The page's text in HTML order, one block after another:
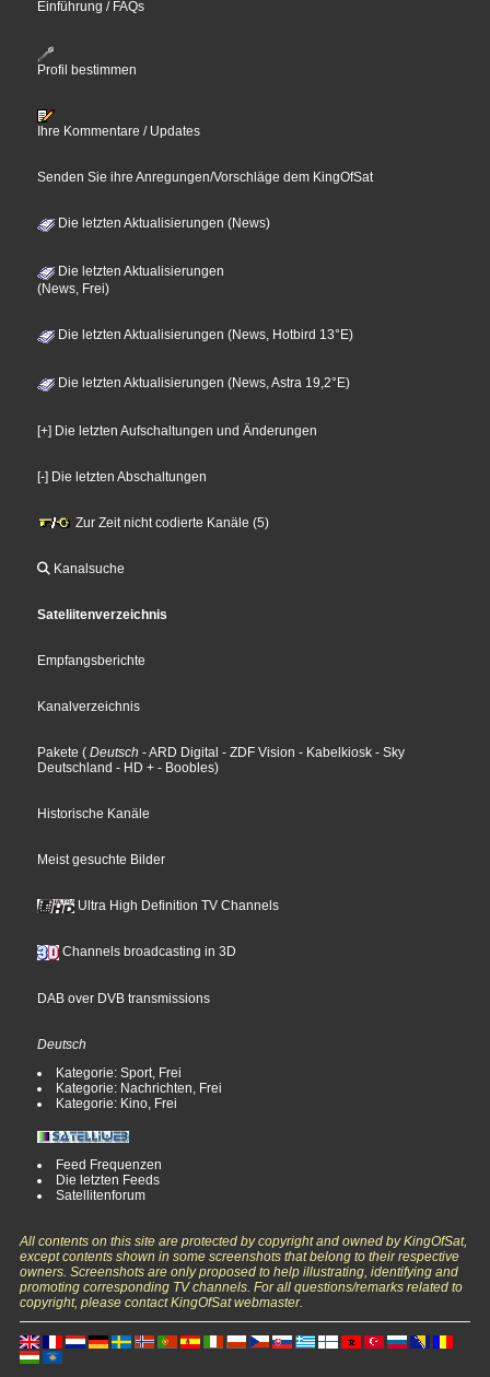
Einführung / FAQs
Profil bestimmen
Ihre Kommentare / Updates
Senden Sie ihre Anregungen/Vorschläge dem KingOfSat
Die letzten Aktualisierungen (News)
Die letzten Aktualisierungen
(News, Frei)
Die letzten Aktualisierungen (News, Hotbird 13°E)
Die letzten Aktualisierungen (News, Astra 19,2°E)
[+] Die letzten Aufschaltungen und Änderungen
[-] Die letzten Abschaltungen
Zur Zeit nicht codierte Kanäle (5)
Kanalsuche
Sateliitenverzeichnis
Empfangsberichte
Kanalverzeichnis
Pakete ( Deutsch - ARD Digital - ZDF Vision - Kabelkiosk - Sky
Deutschland - HD + - Boobles)
Historische Kanäle
Meist gesuchte Bilder
Ultra High Definition TV Channels
Channels broadcasting in 3D
DAB over DVB transmissions
Deutsch
Kategorie: Sport, Frei
Kategorie: Nachrichten, Frei
Kategorie: Kino, Frei
Feed Frequenzen
Die letzten Feeds
Satellitenforum
All contents on this site are protected by copyright and owned by KingOfSat,
except contents shown in some screenshots that belong to their respective
owners. Screenshots are only proposed to help illustrating, identifying and
promoting corresponding TV channels. For all questions/remarks related to
copyright, please contact KingOfSat webmaster.